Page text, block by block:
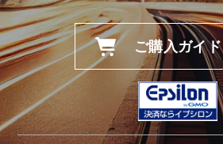
ご購入ガイド